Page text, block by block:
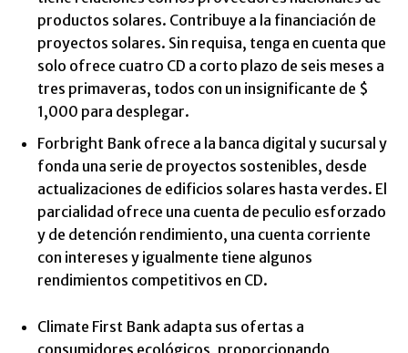
productos solares. Contribuye a la financiación de
proyectos solares. Sin requisa, tenga en cuenta que
solo ofrece cuatro CD a corto plazo de seis meses a
tres primaveras, todos con un insignificante de $
1,000 para desplegar.
Forbright Bank ofrece a la banca digital y sucursal y
fonda una serie de proyectos sostenibles, desde
actualizaciones de edificios solares hasta verdes. El
parcialidad ofrece una cuenta de peculio esforzado
y de detención rendimiento, una cuenta corriente
con intereses y igualmente tiene algunos
rendimientos competitivos en CD.
Climate First Bank adapta sus ofertas a